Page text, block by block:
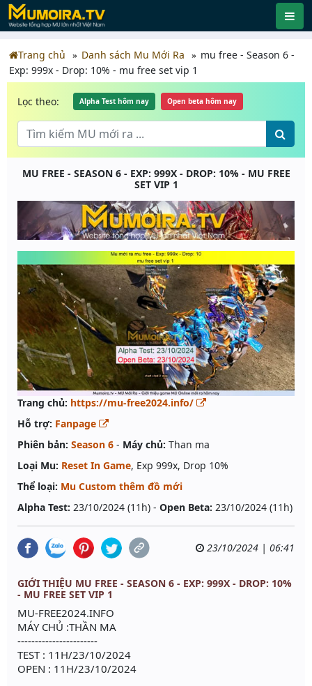
Trang chủ Danh sách Mu Mới Ra
mu free - Season 6 -
Exp: 999x - Drop: 10% - mu free set vip 1
Lọc theo: Alpha Test hôm nay Open beta hôm nay
MU FREE - SEASON 6 - EXP: 999X - DROP: 10% - MU FREE
SET VIP 1
Trang chủ: https://mu-free2024.info/
Hỗ trợ: Fanpage
Phiên bản: Season 6 - Máy chủ: Than ma
Loại Mu: Reset In Game, Exp 999x, Drop 10%
Thể loại: Mu Custom thêm đồ mới
Alpha Test: 23/10/2024 (11h) - Open Beta: 23/10/2024 (11h)
23/10/2024 | 06:41
GIỚI THIỆU MU FREE - SEASON 6 - EXP: 999X - DROP: 10%
- MU FREE SET VIP 1
MU-FREE2024.INFO
MÁY CHỦ :THẦN MA
-----------------------
TEST : 11H/23/10/2024
OPEN : 11H/23/10/2024